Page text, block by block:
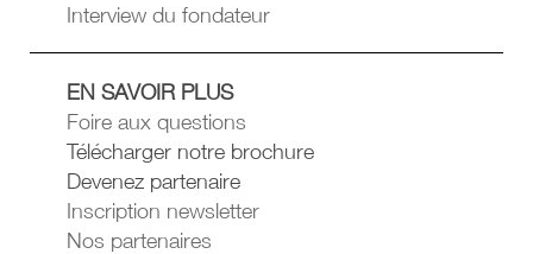
Interview du fondateur
EN SAVOIR PLUS
Foire aux questions
Télécharger notre brochure
Devenez partenaire
Inscription newsletter
Nos partenaires